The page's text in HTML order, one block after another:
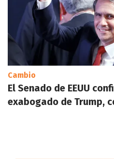
Cambio
El Senado de EEUU
exabogado de Trump,